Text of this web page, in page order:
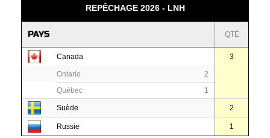
REPÊCHAGE 2026 - LNH
PAYS QTÉ
Canada 3
Ontario
2
Québec
1
Suède 2
Russie 1